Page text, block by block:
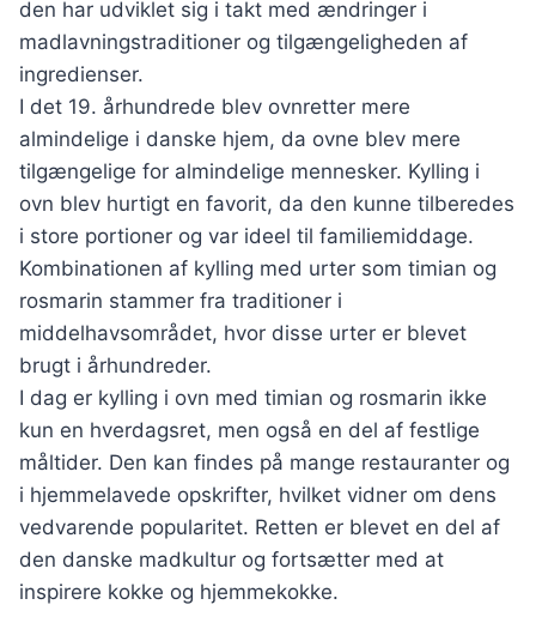
den har udviklet sig i takt med ændringer i
madlavningstraditioner og tilgængeligheden af
ingredienser.
I det 19. århundrede blev ovnretter mere
almindelige i danske hjem, da ovne blev mere
tilgængelige for almindelige mennesker. Kylling i
ovn blev hurtigt en favorit, da den kunne tilberedes
i store portioner og var ideel til familiemiddage.
Kombinationen af kylling med urter som timian og
rosmarin stammer fra traditioner i
middelhavsområdet, hvor disse urter er blevet
brugt i århundreder.
I dag er kylling i ovn med timian og rosmarin ikke
kun en hverdagsret, men også en del af festlige
måltider. Den kan findes på mange restauranter og
i hjemmelavede opskrifter, hvilket vidner om dens
vedvarende popularitet. Retten er blevet en del af
den danske madkultur og fortsætter med at
inspirere kokke og hjemmekokke.